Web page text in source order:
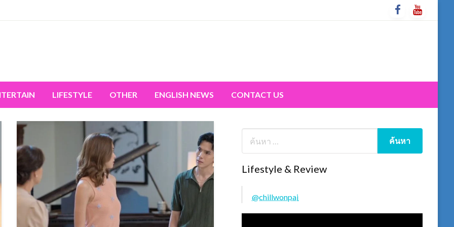
LIFESTYLE OTHER ENGLISH NEWS CONTACT US
Lifestyle & Review
@chillwonpai